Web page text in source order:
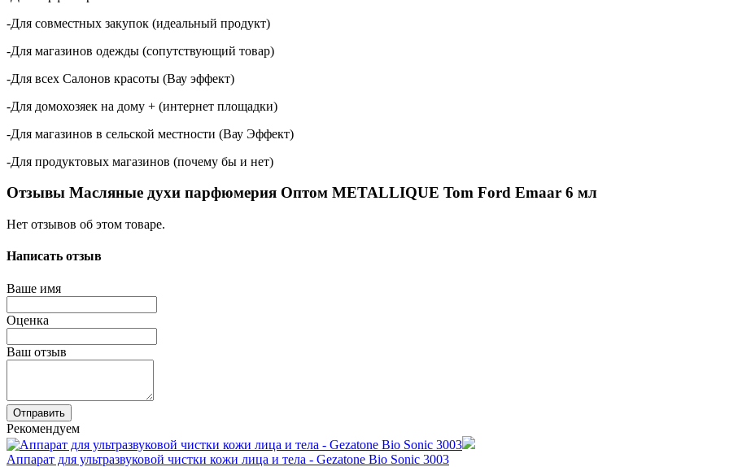
-Для совместных закупок (идеальный продукт)
-Для магазинов одежды (сопутствующий товар)
-Для всех Салонов красоты (Вау эффект)
-Для домохозяек на дому + (интернет площадки)
-Для магазинов в сельской местности (Вау Эффект)
-Для продуктовых магазинов (почему бы и нет)
Отзывы Масляные духи парфюмерия Оптом METALLIQUE Tom Ford Emaar 6 мл
Нет отзывов об этом товаре.
Написать отзыв
Ваше имя
Оценка
Ваш отзыв
Отправить
Рекомендуем
Аппарат для ультразвуковой чистки кожи лица и тела - Gezatone Bio Sonic 3003